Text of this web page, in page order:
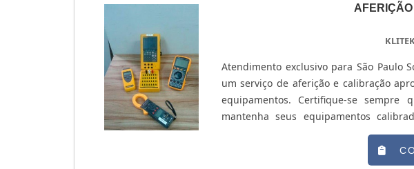
Atendimento exclusivo para São Paulo
um serviço de aferição e calibração
equipamentos. Certifique-se
mantenha seus equipamentos
calibração assegura um bom trabalho